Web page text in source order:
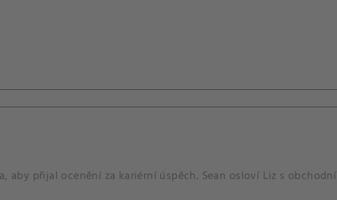
aby přijal ocenění za kariérní úspěch. Sean osloví Liz s obchodní